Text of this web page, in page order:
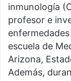
inmunología
profesor e
escuela de
Arizona,
Además,